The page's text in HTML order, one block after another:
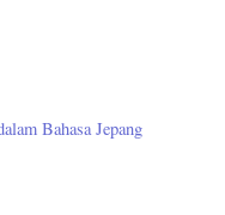
Bahasa Jepang